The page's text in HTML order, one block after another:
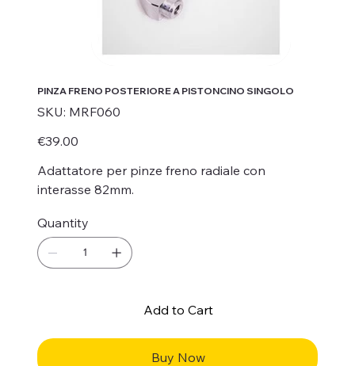
PINZA FRENO POSTERIORE A PISTONCINO SINGOLO
SKU: SKU
MRF060
MRF060
Price
€39.00
Adattatore per pinze freno radiale con
interasse 82mm.
Quantity
Add to Cart
Buy Now